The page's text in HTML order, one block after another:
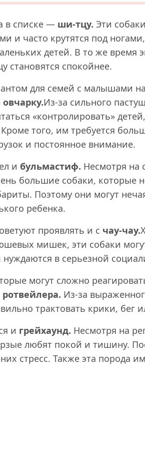
в списке — ши-тцу. Эти
и часто крутятся под
детей. В то же время
становятся спокойнее.
для семей с малышами
Из-за сильного
«контролировать»
того, им требуется
и постоянное внимание.
и бульмастиф. Несмотря на
большие собаки, которые
Поэтому они могут
ребенка.
проявлять и с чау-чау.
мишек, эти собаки
в серьезной
могут сложно
ротвейлера. Из-за
трактовать крики, бег
и грейхаунд. Несмотря на
любят покой и тишину.
стресс. Также эта порода